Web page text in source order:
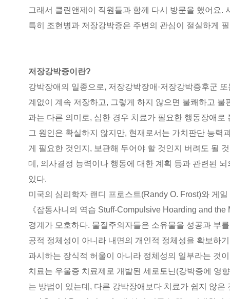
그래서 클린앤제이 직원들과 함께 다시 방문을 했어요.
특히 조현병과 저장강박증은 주변의 관심이 절실하게
저장강박증이란?
강박장애의 일종으로, 저장강박장애·저장강박증후군
계없이 계속 저장하고, 그렇게 하지 않으면 불쾌하고
과는 다른 의미로, 심한 경우 치료가 필요한 행동장애로
그 원인은 확실하지 않지만, 현재로서는 가치판단 능
게 필요한 것인지, 보관해 두어야 할 것인지 버려도 될
데, 의사결정 능력이나 행동에 대한 계획 등과 관련된
있다.
미국의 심리학자 랜디 프로스트(Randy O. Frost)와 게
《잡동사니의 역습 Stuff-Compulsive Hoarding and
경계가 모호하다. 물질주의자들은 소유물을 성공과 부
공적 정체성이 아니라 내면의 개인적 정체성을 확보하
과시하는 장식적 허울이 아니라 정체성의 일부라는 것
치료는 우울증 치료제로 개발된 세로토닌(강박증에 영
는 방법이 있는데, 다른 강박장애보다 치료가 쉽지 않